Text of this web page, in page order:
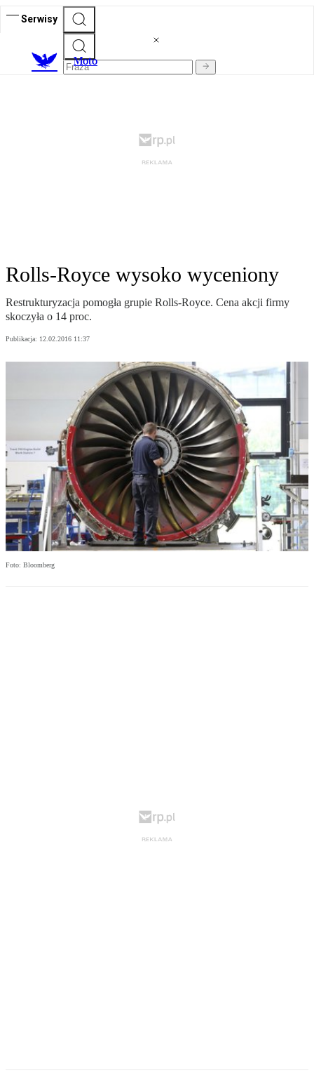
Serwisy
Moto
Rolls-Royce wysoko wyceniony
Restrukturyzacja pomogła grupie Rolls-Royce. Cena akcji firmy
skoczyła o 14 proc.
Publikacja: 12.02.2016 11:37
Foto: Bloomberg